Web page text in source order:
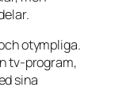
otympliga.
tv-program,
sina